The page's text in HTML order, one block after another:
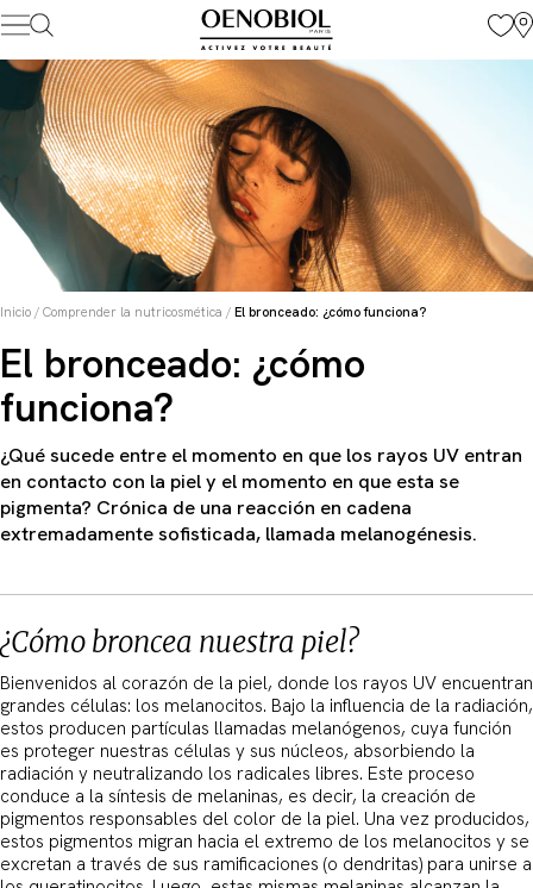
Skip
to
content
Inicio / Comprender la nutricosmética / El bronceado: ¿cómo funciona?
El bronceado: ¿cómo
funciona?
¿Qué sucede entre el momento en que los rayos UV entran
en contacto con la piel y el momento en que esta se
pigmenta? Crónica de una reacción en cadena
extremadamente sofisticada, llamada melanogénesis.
¿Cómo broncea nuestra piel?
Bienvenidos al corazón de la piel, donde los rayos UV encuentran
grandes células: los melanocitos. Bajo la influencia de la radiación,
estos producen partículas llamadas melanógenos, cuya función
es proteger nuestras células y sus núcleos, absorbiendo la
radiación y neutralizando los radicales libres. Este proceso
conduce a la síntesis de melaninas, es decir, la creación de
pigmentos responsables del color de la piel. Una vez producidos,
estos pigmentos migran hacia el extremo de los melanocitos y se
excretan a través de sus ramificaciones (o dendritas) para unirse a